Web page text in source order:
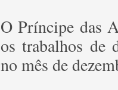
O Príncipe das
os trabalhos de
no mês de